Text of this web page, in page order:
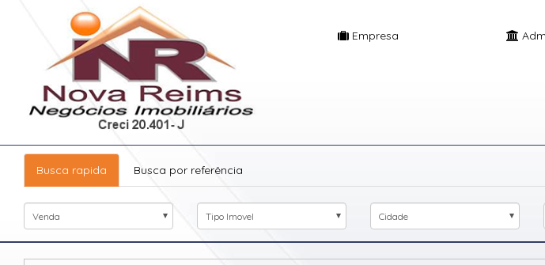
Empresa
Busca rapida Busca por referência
Venda Tipo Imovel Cidade